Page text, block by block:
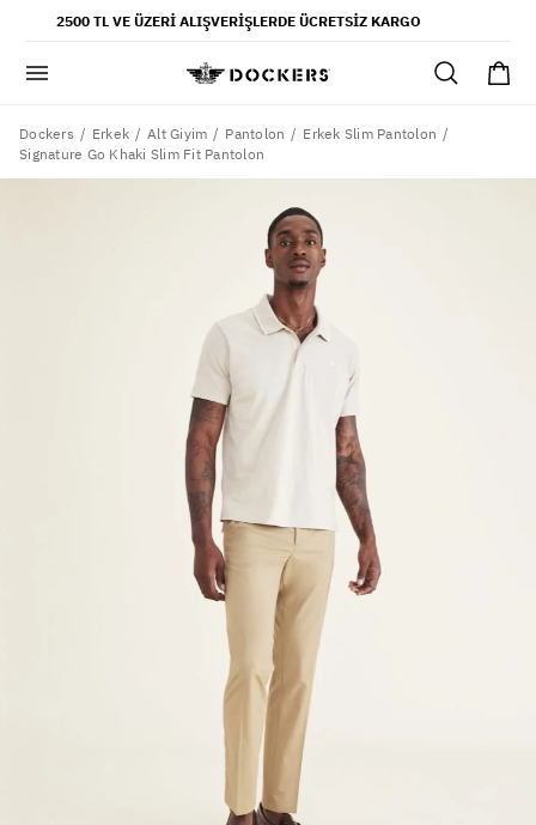
2500 TL VE ÜZERI ALIŞVERIŞLERDE ÜCRETSIZ KARGO
gömlek
şort
ultimate chino pantolon
Dockers Erkek Alt Giyim Pantolon
Erkek Slim Pantolon
Signature Go Khaki Slim Fit Pantolon